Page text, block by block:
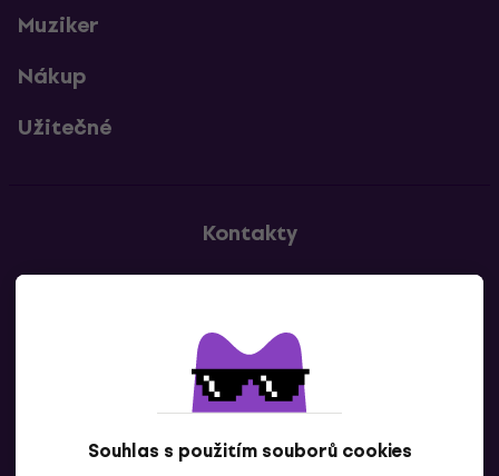
Souhlas s použitím souborů cookies
Muziker
Nákup
Užitečné
Kontakty